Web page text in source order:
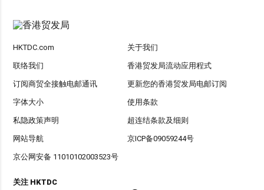
HKTDC.com 关于我们
联络我们 香港贸发局流动应用程式
订阅商贸全接触电邮通讯 更新您的香港贸发局电邮订阅
字体大小 使用条款
私隐政策声明 超连结条款及细则
网站导航 京ICP备09059244号
京公网安备 11010102003523号
关注 HKTDC